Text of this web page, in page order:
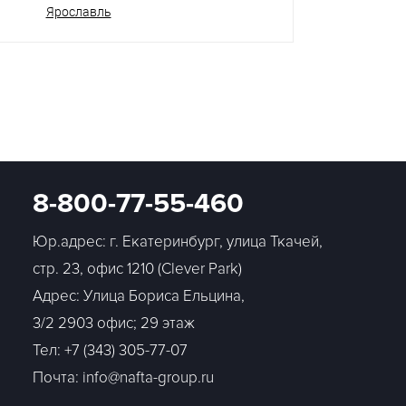
Ярославль
8-800-77-55-460
Юр.адрес: г. Екатеринбург, улица Ткачей,
стр. 23, офис 1210 (Clever Park)
Адрес: Улица Бориса Ельцина,
3/2 2903 офис; 29 этаж
Тел: +7 (343) 305-77-07
Почта: info@nafta-group.ru